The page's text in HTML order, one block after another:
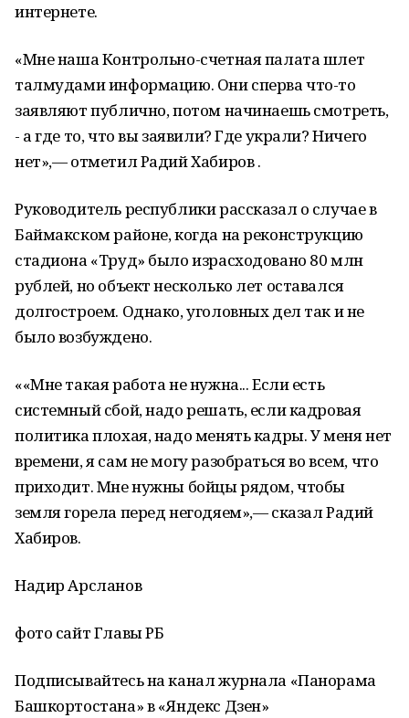
интернете.
«Мне наша Контрольно-счетная палата шлет
талмудами информацию. Они сперва что-то
заявляют публично, потом начинаешь смотреть,
- а где то, что вы заявили? Где украли? Ничего
нет»,— отметил Радий Хабиров .
Руководитель республики рассказал о случае в
Баймакском районе, когда на реконструкцию
стадиона «Труд» было израсходовано 80 млн
рублей, но объект несколько лет оставался
долгостроем. Однако, уголовных дел так и не
было возбуждено.
««Мне такая работа не нужна... Если есть
системный сбой, надо решать, если кадровая
политика плохая, надо менять кадры. У меня нет
времени, я сам не могу разобраться во всем, что
приходит. Мне нужны бойцы рядом, чтобы
земля горела перед негодяем»,— сказал Радий
Хабиров.
Надир Арсланов
фото сайт Главы РБ
Подписывайтесь на канал журнала «Панорама
Башкортостана» в «Яндекс Дзен»